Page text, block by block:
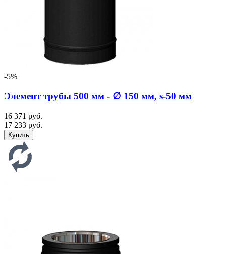
-5%
Элемент трубы 500 мм - ∅ 150 мм, s-50 мм
16 371 руб.
17 233 руб.